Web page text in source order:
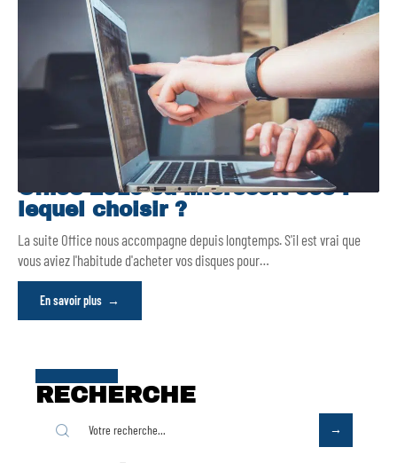
Office 2019 ou Microsoft 365 :
lequel choisir ?
La suite Office nous accompagne depuis longtemps. S'il est vrai que
vous aviez l'habitude d'acheter vos disques pour…
En savoir plus
RECHERCHE